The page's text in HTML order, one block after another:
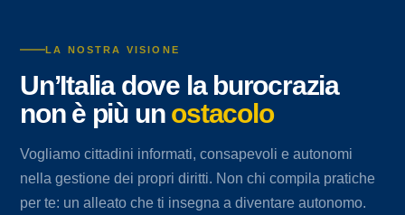
LA NOSTRA VISIONE
Un’Italia dove la burocrazia
non è più un ostacolo
Vogliamo cittadini informati, consapevoli e autonomi
nella gestione dei propri diritti. Non chi compila pratiche
per te: un alleato che ti insegna a diventare autonomo.